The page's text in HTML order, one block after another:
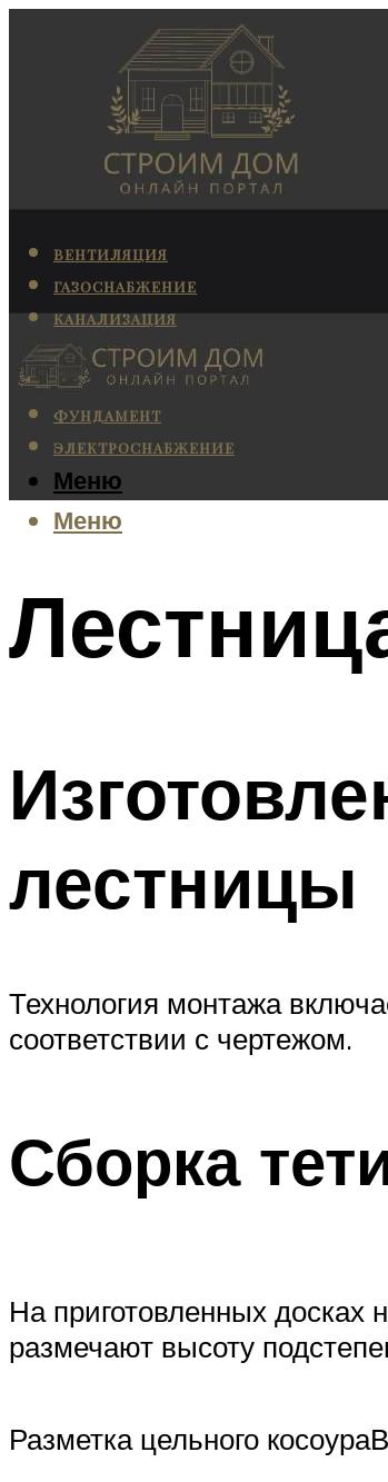
ВЕНТИЛЯЦИЯ
ГАЗОСНАБЖЕНИЕ
КАНАЛИЗАЦИЯ
КОНДИЦИОНИРОВАНИЕ
ОТОПЛЕНИЕ
ФУНДАМЕНТ
ЭЛЕКТРОСНАБЖЕНИЕ
Меню
Меню
лестницы
Технология монтажа
соответствии с чертежом.
Сборка
На приготовленных досках
размечают высоту
Разметка цельного